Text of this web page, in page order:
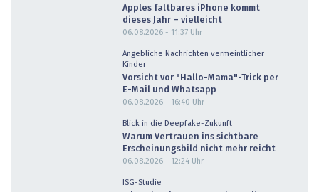
Apples faltbares iPhone kommt
dieses Jahr – vielleicht
06.08.2026 - 11:37 Uhr
Angebliche Nachrichten vermeintlicher
Kinder
Vorsicht vor "Hallo-Mama"-Trick per
E-Mail und Whatsapp
06.08.2026 - 16:40 Uhr
Blick in die Deepfake-Zukunft
Warum Vertrauen ins sichtbare
Erscheinungsbild nicht mehr reicht
06.08.2026 - 12:24 Uhr
ISG-Studie